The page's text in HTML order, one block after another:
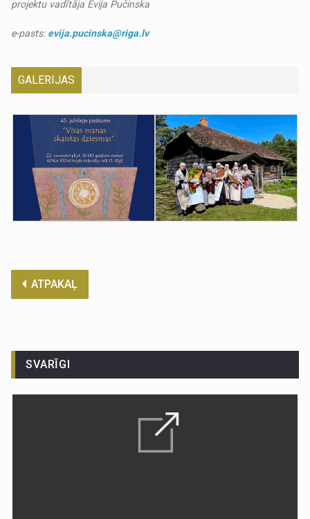
projektu vadītāja Evija Pučinska
e-pasts: evija.pucinska@riga.lv
GALERIJAS
ATPAKAĻ
SVARĪGI